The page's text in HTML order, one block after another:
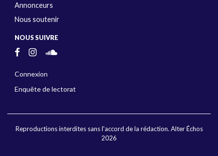
Annonceurs
Nous soutenir
NOUS SUIVRE
Connexion
Enquête de lectorat
Reproductions interdites sans l'accord de la rédaction. Alter Échos
2026